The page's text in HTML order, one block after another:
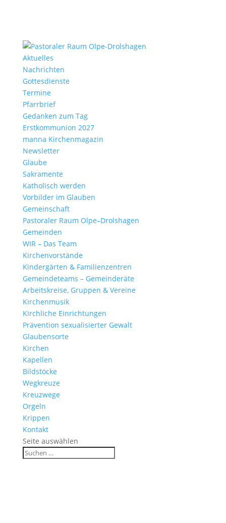
Aktu­elles
Nach­richten
Gottes­dienste
Termine
Pfarr­brief
Gedanken zum Tag
Erst­kom­mu­nion 2027
manna Kirchen­ma­gazin
News­letter
Glaube
Sakra­mente
Katho­lisch werden
Vorbilder im Glauben
Gemein­schaft
Pasto­raler Raum Olpe–Drolshagen
Gemeinden
WIR – Das Team
Kirchen­vor­stände
Kinder­gärten & Familienzentren
Gemein­de­teams – Gemeinderäte
Arbeits­kreise, Gruppen & Vereine
Kirchen­musik
Kirch­liche Einrichtungen
Präven­tion sexua­li­sierter Gewalt
Glau­ben­s­orte
Kirchen
Kapellen
Bild­stöcke
Wegkreuze
Kreuz­wege
Orgeln
Krippen
Kontakt
Seite auswählen